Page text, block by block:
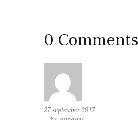
0 Comments
27 september 2017